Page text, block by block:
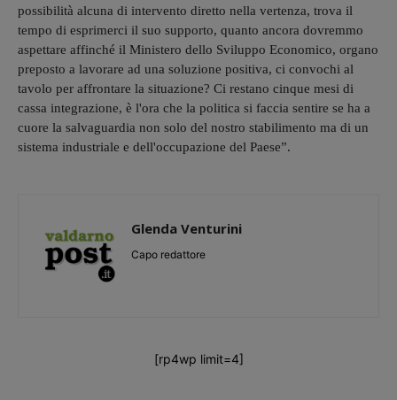
possibilità alcuna di intervento diretto nella vertenza, trova il
tempo di esprimerci il suo supporto, quanto ancora dovremmo
aspettare affinché il Ministero dello Sviluppo Economico, organo
preposto a lavorare ad una soluzione positiva, ci convochi al
tavolo per affrontare la situazione? Ci restano cinque mesi di
cassa integrazione, è l'ora che la politica si faccia sentire se ha a
cuore la salvaguardia non solo del nostro stabilimento ma di un
sistema industriale e dell'occupazione del Paese”.
Glenda Venturini
Capo redattore
[rp4wp limit=4]